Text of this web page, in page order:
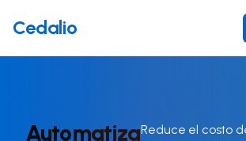
Cedalio
AutomatizaReduce el costo